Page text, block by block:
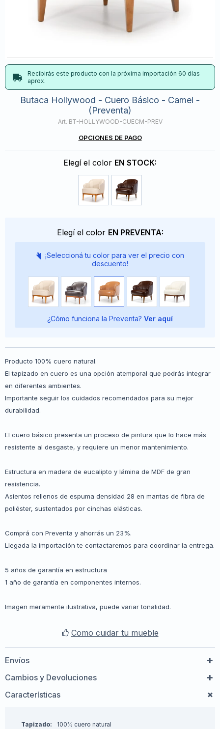
Recibirás este producto con la próxima importación 60 días
aprox.
Butaca Hollywood - Cuero Básico - Camel -
(Preventa)
BT-HOLLYWOOD-CUECM-PREV
OPCIONES DE PAGO
Elegí el color EN STOCK:
Elegí el color EN PREVENTA:
¡Seleccioná tu color para ver el precio con
descuento!
¿Cómo funciona la Preventa? Ver aquí
Producto 100% cuero natural.
El tapizado en cuero es una opción atemporal que podrás integrar
en diferentes ambientes.
Importante seguir los cuidados recomendados para su mejor
durabilidad.
El cuero básico presenta un proceso de pintura que lo hace más
resistente al desgaste, y requiere un menor mantenimiento.
Estructura en madera de eucalipto y lámina de MDF de gran
resistencia.
Asientos rellenos de espuma densidad 28 en mantas de fibra de
poliéster, sustentados por cinchas elásticas.
Comprá con Preventa y ahorrás un 23%.
Llegada la importación te contactaremos para coordinar la entrega.
5 años de garantía en estructura
1 año de garantía en componentes internos.
Imagen meramente ilustrativa, puede variar tonalidad.
Como cuidar tu mueble
Envíos
Cambios y Devoluciones
Características
Tapizado 100% cuero natural